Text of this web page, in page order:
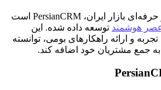
یکی از راهکارهای معتبر و حرفه‌ای بازار ایران، PersianCRM است
هوشمند توسعه داده شده. این
پشتوانه ۱۵ سال تجربه و ارائه راهکارهای بومی، توانسته